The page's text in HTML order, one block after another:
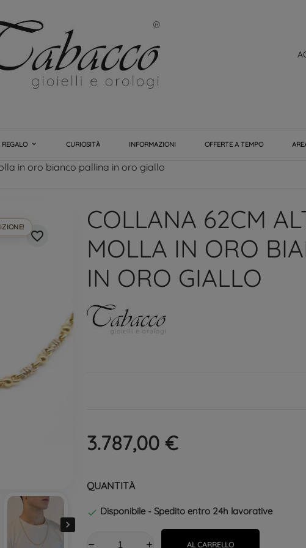
REGALO CURIOSITÀ INFORMAZIONI OFFERTE A TEMPO
in oro bianco pallina in oro giallo
favorite_border

COLLANA 62CM
MOLLA IN ORO
IN ORO GIALLO
3.787,00 €
QUANTITÀ
 Disponibile - Spedito entro 24h lavorative
AL CARRELLO